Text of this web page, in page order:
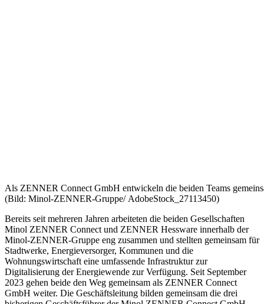
Als ZENNER Connect GmbH entwickeln die beiden Teams
(Bild: Minol-ZENNER-Gruppe/ AdobeStock_27113450)
Bereits seit mehreren Jahren arbeiteten die beiden Gesellschaften
Minol ZENNER Connect und ZENNER Hessware innerhalb der
Minol-ZENNER-Gruppe eng zusammen und stellten gemeinsam für
Stadtwerke, Energieversorger, Kommunen und die
Wohnungswirtschaft eine umfassende Infrastruktur zur
Digitalisierung der Energiewende zur Verfügung. Seit September
2023 gehen beide den Weg gemeinsam als ZENNER Connect
GmbH weiter. Die Geschäftsleitung bilden gemeinsam die drei